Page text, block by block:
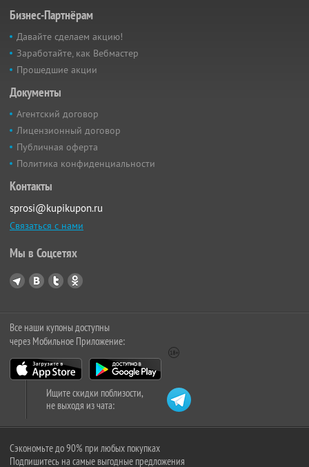
Бизнес-Партнёрам
Давайте сделаем акцию!
Заработайте, как Вебмастер
Прошедшие акции
Документы
Агентский договор
Лицензионный договор
Публичная оферта
Политика конфиденциальности
Контакты
sprosi@kupikupon.ru
Связаться с нами
Мы в Соцсетях
Все наши купоны доступны
через Мобильное Приложение:
Ищите скидки поблизости,
не выходя из чата:
Сэкономьте до 90% при любых покупках
Подпишитесь на самые выгодные предложения